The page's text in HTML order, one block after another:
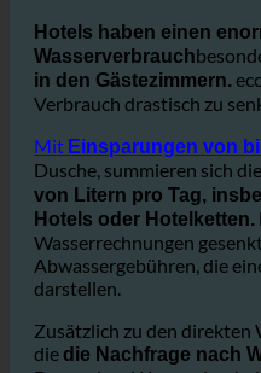
Hotelduschen
Hotels haben einen
Wasserverbrauch
in den Gästezimmern.
Verbrauch drastisch zu
Mit Einsparungen von
Dusche, summieren sich
von Litern pro Tag,
Hotels oder Hotelketten.
Wasserrechnungen
Abwassergebühren, die
darstellen.